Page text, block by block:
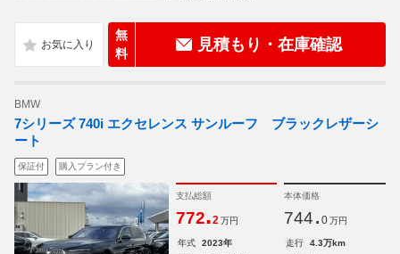
無
料
見積もり・在庫確認
BMW
7シリーズ 740i エクセレンス サンルーフ ブラックレザーシ
ート
保証付 購入プラン付き
支払総額
772.2 万円
本体価格
744. 0 万円
年式 2023年 走行
4.3万km